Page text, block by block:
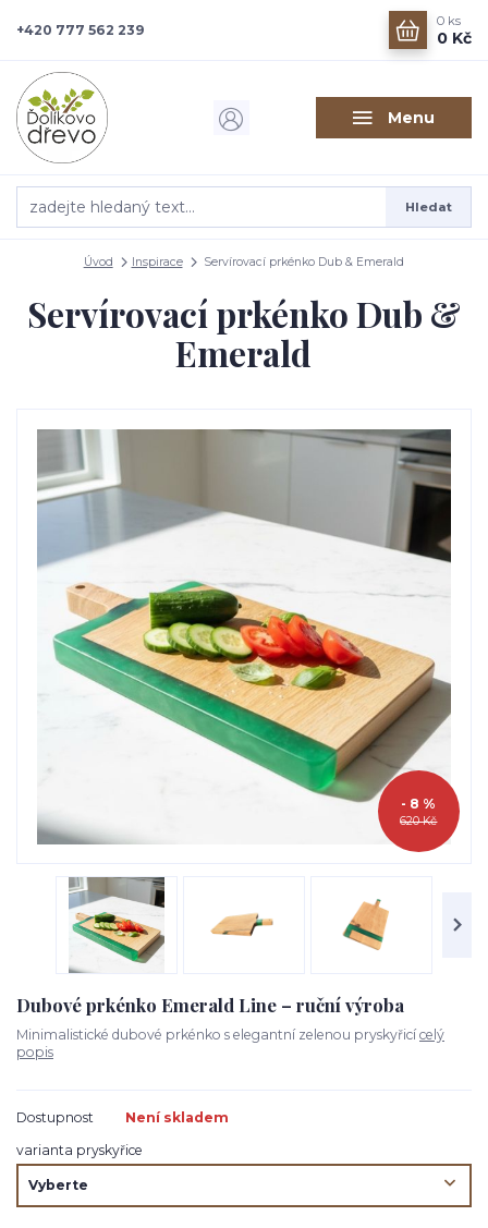
Menu
Hledat
+420 777 562 239
0 ks
0 Kč
Úvod Inspirace Servírovací prkénko Dub & Emerald
Servírovací prkénko Dub &
Emerald
620 Kč
- 8 %
Dubové prkénko Emerald Line – ruční výroba
Minimalistické dubové prkénko s elegantní zelenou pryskyřicí celý
popis
Dostupnost
Není skladem
varianta pryskyřice